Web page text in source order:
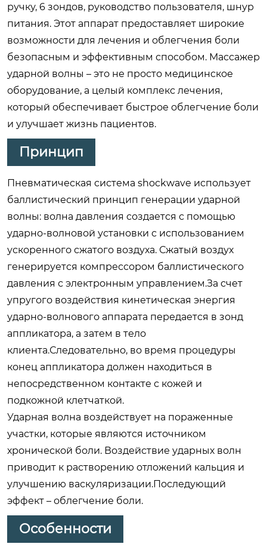
ручку, 6 зондов, руководство пользователя, шнур
питания. Этот аппарат предоставляет широкие
возможности для лечения и облегчения боли
безопасным и эффективным способом. Массажер
ударной волны – это не просто медицинское
оборудование, а целый комплекс лечения,
который обеспечивает быстрое облегчение боли
и улучшает жизнь пациентов.
Принцип
Пневматическая система shockwave использует
баллистический принцип генерации ударной
волны: волна давления создается с помощью
ударно-волновой установки с использованием
ускоренного сжатого воздуха. Сжатый воздух
генерируется компрессором баллистического
давления с электронным управлением.За счет
упругого воздействия кинетическая энергия
ударно-волнового аппарата передается в зонд
аппликатора, а затем в тело
клиента.Следовательно, во время процедуры
конец аппликатора должен находиться в
непосредственном контакте с кожей и
подкожной клетчаткой.
Ударная волна воздействует на пораженные
участки, которые являются источником
хронической боли. Воздействие ударных волн
приводит к растворению отложений кальция и
улучшению васкуляризации.Последующий
эффект – облегчение боли.
Особенности